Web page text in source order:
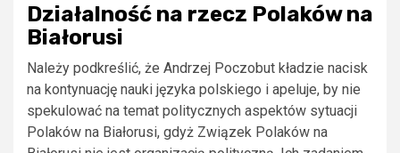
Działalność na rzecz Polaków na
Białorusi
Należy podkreślić, że Andrzej Poczobut kładzie nacisk
na kontynuację nauki języka polskiego i apeluje, by nie
spekulować na temat politycznych aspektów sytuacji
Polaków na Białorusi, gdyż Związek Polaków na